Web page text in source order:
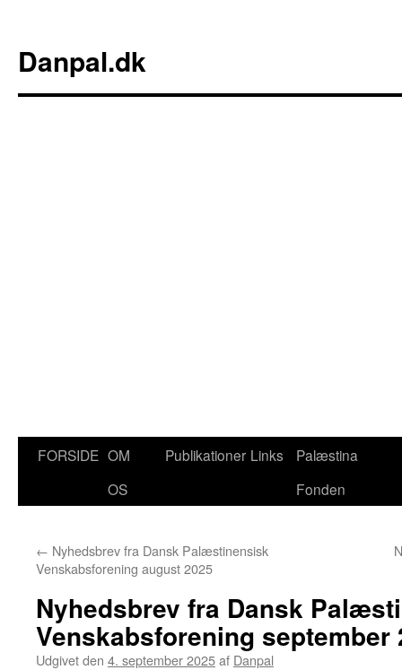
Danpal.dk
Hop
FORSIDE OM
OS
Publikationer Links
Palæstina
Fonden
← Nyhedsbrev fra Dansk Palæstinensisk
Venskabsforening august 2025
Nyhedsbrev fra Dansk
Venskabsforening september
Udgivet den 4. september 2025af Danpal